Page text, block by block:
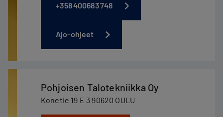
+358400683748
Ajo-ohjeet
Pohjoisen Talotekniikka Oy
Konetie 19 E 3 90620 OULU